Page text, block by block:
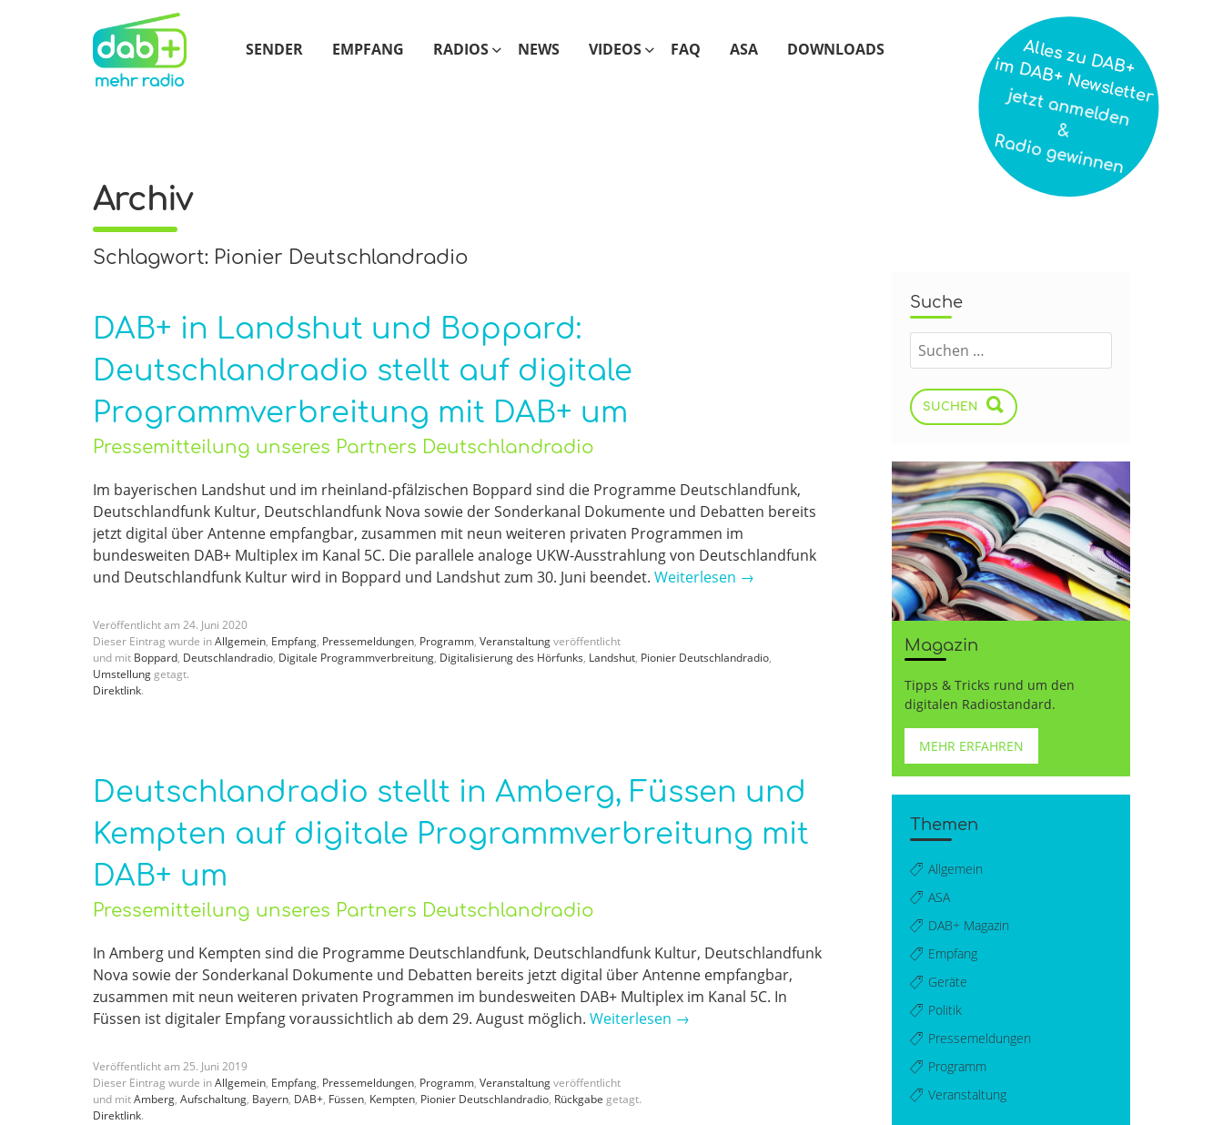
SENDER EMPFANG RADIOS NEWS VIDEOS FAQ ASA DOWNLOADS
Archiv
Schlagwort: Pionier Deutschlandradio
DAB+ in Landshut und Boppard:
Deutschlandradio stellt auf digitale
Programmverbreitung mit DAB+ um
Pressemitteilung unseres Partners Deutschlandradio
Im bayerischen Landshut und im rheinland-pfälzischen Boppard sind die Programme Deutschlandfunk,
Deutschlandfunk Kultur, Deutschlandfunk Nova sowie der Sonderkanal Dokumente und Debatten bereits
jetzt digital über Antenne empfangbar, zusammen mit neun weiteren privaten Programmen im
bundesweiten DAB+ Multiplex im Kanal 5C. Die parallele analoge UKW-Ausstrahlung von Deutschlandfunk
und Deutschlandfunk Kultur wird in Boppard und Landshut zum 30. Juni beendet. Weiterlesen →
Veröffentlicht am 24. Juni 2020
Dieser Eintrag wurde inAllgemein, Empfang, Pressemeldungen, Programm, Veranstaltungveröffentlicht
und mit Boppard, Deutschlandradio, Digitale Programmverbreitung, Digitalisierung des Hörfunks, Landshut, Pionier Deutschlandradio,
Umstellung getagt.
Direktlink.
Deutschlandradio stellt in Amberg, Füssen und
Kempten auf digitale Programmverbreitung mit
DAB+ um
Pressemitteilung unseres Partners Deutschlandradio
In Amberg und Kempten sind die Programme Deutschlandfunk, Deutschlandfunk Kultur, Deutschlandfunk
Nova sowie der Sonderkanal Dokumente und Debatten bereits jetzt digital über Antenne empfangbar,
zusammen mit neun weiteren privaten Programmen im bundesweiten DAB+ Multiplex im Kanal 5C. In
Füssen ist digitaler Empfang voraussichtlich ab dem 29. August möglich. Weiterlesen →
Veröffentlicht am 25. Juni 2019
Dieser Eintrag wurde inAllgemein, Empfang, Pressemeldungen, Programm, Veranstaltungveröffentlicht
und mitAmberg, Aufschaltung, Bayern, DAB+, Füssen, Kempten, Pionier Deutschlandradio, Rückgabe getagt.
Direktlink.
Suche
SUCHEN
Magazin
Tipps & Tricks rund um den
digitalen Radiostandard.
MEHR ERFAHREN
Themen
Allgemein
ASA
DAB+ Magazin
Empfang
Geräte
Politik
Pressemeldungen
Programm
Veranstaltung
Alles zu DAB+
im DAB+ Newsletter
jetzt anmelden
&
Radio gewinnen